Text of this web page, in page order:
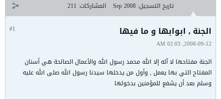
تاريخ التسجيل: Sep 2008 المشاركات: 211
#1 الجنة , ابوابها و ما فيها
2008-09-12, 02:03 AM
الجنة مفتاحها لا آله إلا الله محمد رسول الله والأعمال الصالحة هي أسنان
المفتاح التي بها يعمل , وأول من يدخلها سيدنا رسول الله صلى الله عليه
وسلم بعد أن يشفع للمؤمنين بدخولها